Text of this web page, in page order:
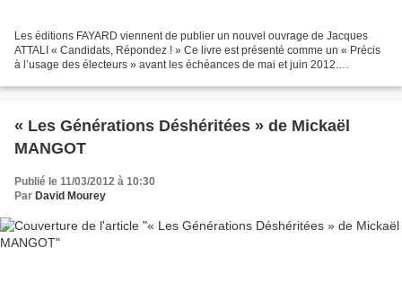
Les éditions FAYARD viennent de publier un nouvel ouvrage de Jacques
ATTALI « Candidats, Répondez ! » Ce livre est présenté comme un « Précis
à l’usage des électeurs » avant les échéances de mai et juin 2012.
« Les Générations Déshéritées » de Mickaël
MANGOT
Publié le 11/03/2012 à 10:30
Par David Mourey